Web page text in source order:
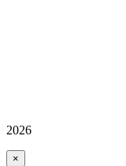
2026
×